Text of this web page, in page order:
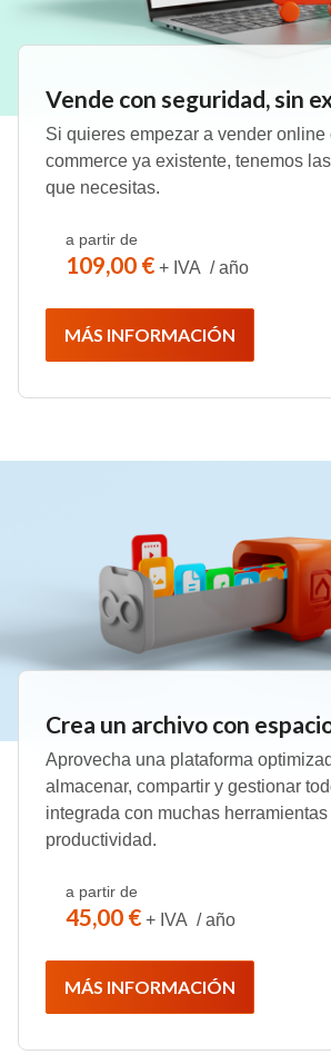
Vende con seguridad, sin
Si quieres empezar a vender online
commerce ya existente, tenemos
que necesitas.
a partir de
109,00 € + IVA / año
MÁS INFORMACIÓN
Crea un archivo con
Aprovecha una plataforma
almacenar, compartir y gestionar
integrada con muchas
productividad.
a partir de
45,00 € + IVA / año
MÁS INFORMACIÓN